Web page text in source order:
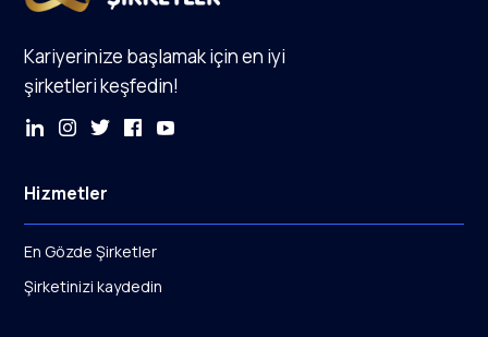
Kariyerinize başlamak için en iyi
şirketleri keşfedin!
Hizmetler
En Gözde Şirketler
Şirketinizi kaydedin